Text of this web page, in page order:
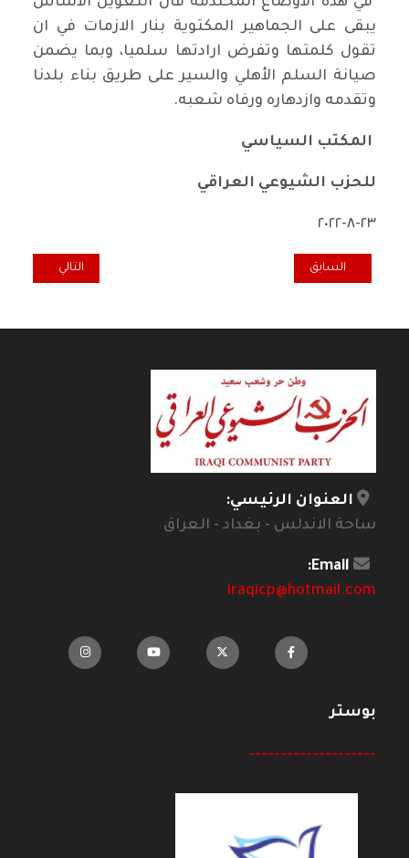
يبقى على الجماهير المكتوية بنار الازمات في ان
تقول كلمتها وتفرض ارادتها سلميا، وبما يضمن
صيانة السلم الأهلي والسير على طريق بناء بلدنا
وتقدمه وازدهاره ورفاه شعبه.
المكتب السياسي
للحزب الشيوعي العراقي
٢٣-٨-٢٠٢٢
المقال السابق: قوى التغيير الديمقراطية تعلن موقفها من تطورات ٢٣ آب
السابق المقال التالي:
التالي
العنوان الرئيسي:
ساحة الاندلس - بغداد - العراق
Email:
iraqicp@hotmail.com
بوستر
--------------------